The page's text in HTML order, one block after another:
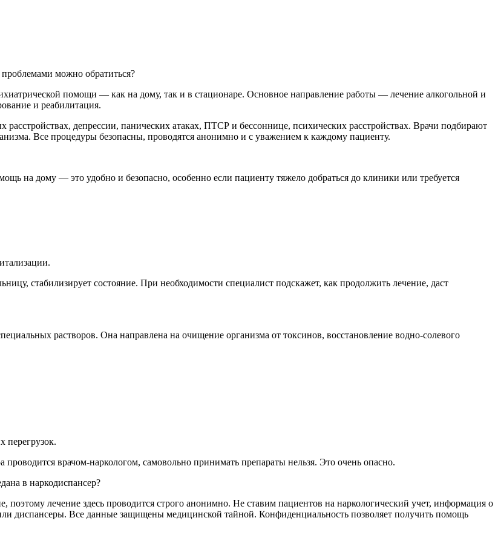
можно обратиться?
помощи — как на дому, так и в стационаре. Основное направление работы — лечение алкогольной и
и реабилитация.
депрессии, панических атаках, ПТСР и бессоннице, психических расстройствах. Врачи подбирают
Все процедуры безопасны, проводятся анонимно и с уважением к каждому пациенту.
на дому — это удобно и безопасно, особенно если пациенту тяжело добраться до клиники или требуется
стабилизирует состояние. При необходимости специалист подскажет, как продолжить лечение, даст
растворов. Она направлена на очищение организма от токсинов, восстановление водно-солевого
перегрузок.
врачом-наркологом, самовольно принимать препараты нельзя. Это очень опасно.
в наркодиспансер?
лечение здесь проводится строго анонимно. Не ставим пациентов на наркологический учет, информация о
диспансеры. Все данные защищены медицинской тайной. Конфиденциальность позволяет получить помощь